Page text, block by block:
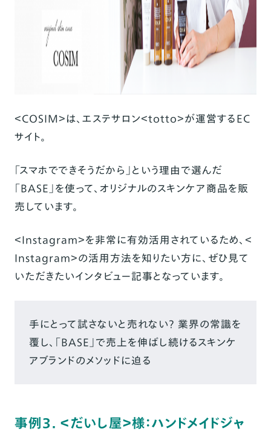
＜COSIM＞は、エステサロン＜totto＞が運営するEC
サイト。
「スマホでできそうだから」という理由で選んだ
「BASE」を使って、オリジナルのスキンケア商品を販
売しています。
＜Instagram＞を非常に有効活用されているため、＜
Instagram＞の活用方法を知りたい方に、ぜひ見て
いただきたいインタビュー記事となっています。
手にとって試さないと売れない？ 業界の常識を
覆し、「BASE」で売上を伸ばし続けるスキンケ
アブランドのメソッドに迫る
事例3. ＜だいし屋＞様：ハンドメイドジャ